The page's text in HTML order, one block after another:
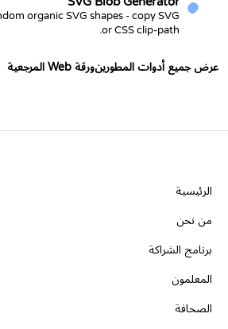
organic SVG shapes - copy SVG
or CSS clip-path.
عرض جميع أدوات المطورينورقة Web المرجعية
الرئيسية
من نحن
برنامج الشراكة
المعلمون
الصحافة